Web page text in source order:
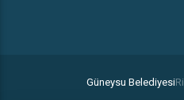
Güneysu Belediyesi